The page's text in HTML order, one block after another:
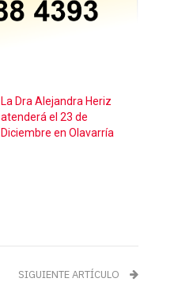
La Dra Alejandra Heriz
atenderá el 23 de
Diciembre en Olavarría
SIGUIENTE ARTÍCULO